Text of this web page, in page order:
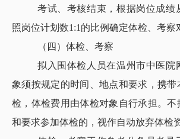
考试、考核结束，根据岗位成绩
照岗位计划数1:1的比例确定体检、考察
（四）体检、考察
拟入围体检人员在温州市中医院
象须按规定的时间、地点和要求，携
检，体检费用由体检对象自行承担。不
和要求参加体检的，视作自动放弃体检